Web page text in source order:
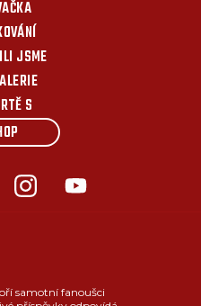
JSME
S
samotní fanoušci